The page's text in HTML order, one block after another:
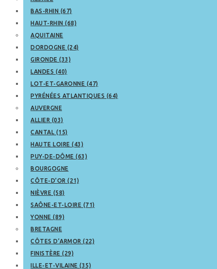
BAS-RHIN (67)
HAUT-RHIN (68)
AQUITAINE
DORDOGNE (24)
GIRONDE (33)
LANDES (40)
LOT-ET-GARONNE (47)
PYRÉNÉES ATLANTIQUES (64)
AUVERGNE
ALLIER (03)
CANTAL (15)
HAUTE LOIRE (43)
PUY-DE-DÔME (63)
BOURGOGNE
CÔTE-D’OR (21)
NIÈVRE (58)
SAÔNE-ET-LOIRE (71)
YONNE (89)
BRETAGNE
CÔTES D’ARMOR (22)
FINISTÈRE (29)
ILLE-ET-VILAINE (35)